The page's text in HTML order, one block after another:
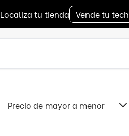
Localiza tu tienda Vende tu tech
Precio de mayor a menor